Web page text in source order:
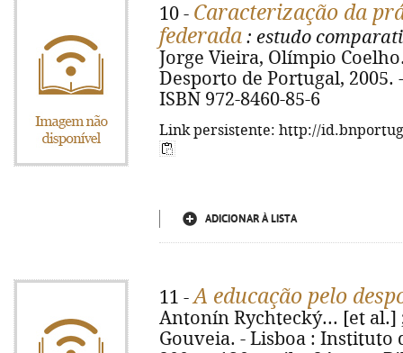
10 - Caracterização da
federada : estudo
Jorge Vieira, Olímpio
Desporto de Portugal, 2005.
ISBN 972-8460-85-6
Link persistente: http://
ADICIONAR À LISTA
11 -A educação pelo
Antonín Rychtecký... [et al.]
Gouveia. - Lisboa : Instituto